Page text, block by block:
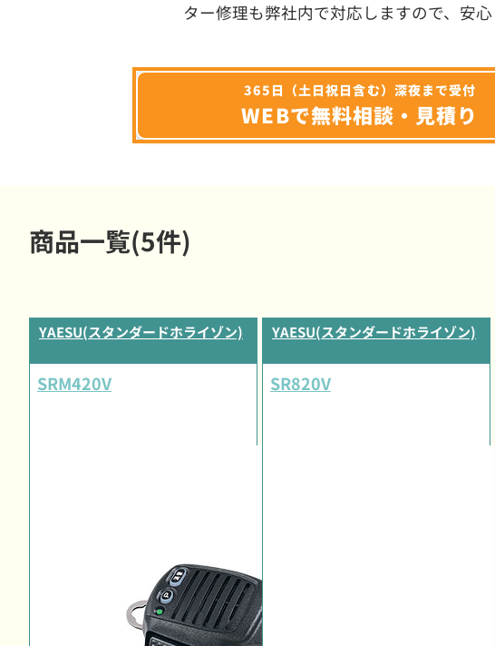
ター修理も弊社内で対応しますので、安心
365日（土日祝日含む）深夜まで受付
WEBで無料相談・見積り
商品一覧(5件)
YAESU(スタンダードホライゾン)
SRM420V
YAESU(スタンダードホライゾン)
SR820V